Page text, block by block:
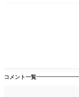
コメント一覧